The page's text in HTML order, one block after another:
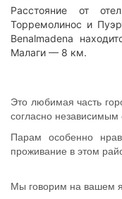
Расстояние от
Торремолинос и
Benalmadena
Малаги — 8 км.
Это любимая часть
согласно независимым
Парам особенно
проживание в этом
Мы говорим на вашем